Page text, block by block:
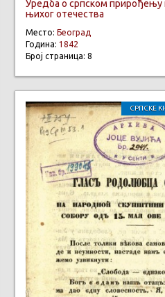
Уредба о српском прирођењу
њихог отечества
Место: Београд
Година: 1842
Број страница: 8
СРПСКЕ